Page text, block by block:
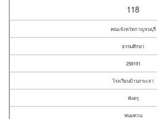
118
คณะจังหวัดกาญจนบุรี
ธรรมศึกษา
258191
โรงเรียนบ้านกระเจา
พังตรุ
พนมทวน